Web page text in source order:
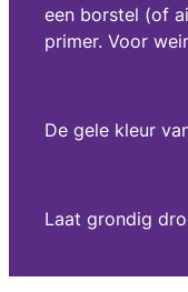
een borstel (of
primer. Voor
De gele kleur
Laat grondig